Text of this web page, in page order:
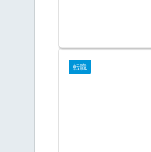
転職